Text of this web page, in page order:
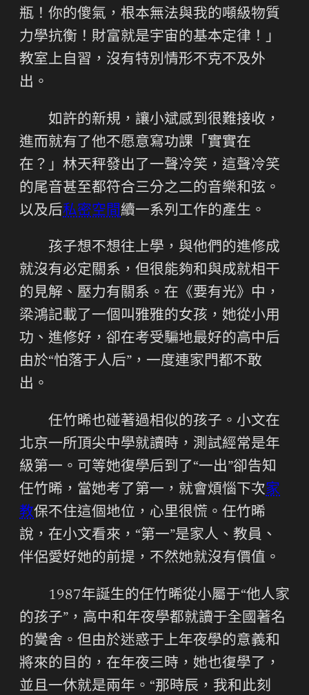
瓶！你的傻氣，根本無法與我的噸級物質
力學抗衡！財富就是宇宙的基本定律！」
教室上自習，沒有特別情形不克不及外
出。
如許的新規，讓小斌感到很難接收，
進而就有了他不愿意寫功課「實實在
在？」林天秤發出了一聲冷笑，這聲冷笑
的尾音甚至都符合三分之二的音樂和弦。
以及后私密空間續一系列工作的產生。
孩子想不想往上學，與他們的進修成
就沒有必定關系，但很能夠和與成就相干
的見解、壓力有關系。在《要有光》中，
梁鴻記載了一個叫雅雅的女孩，她從小用
功、進修好，卻在考受騙地最好的高中后
由於“怕落于人后”，一度連家門都不敢
出。
任竹晞也碰著過相似的孩子。小文在
北京一所頂尖中學就讀時，測試經常是年
級第一。可等她復學后到了“一出”卻告知
任竹晞，當她考了第一，就會煩惱下次家
教保不住這個地位，心里很慌。任竹晞
說，在小文看來，“第一”是家人、教員、
伴侶愛好她的前提，不然她就沒有價值。
1987年誕生的任竹晞從小屬于“他人家
的孩子”，高中和年夜學都就讀于全國著名
的黌舍。但由於迷惑于上年夜學的意義和
將來的目的，在年夜三時，她也復學了，
並且一休就是兩年。“那時辰，我和此刻